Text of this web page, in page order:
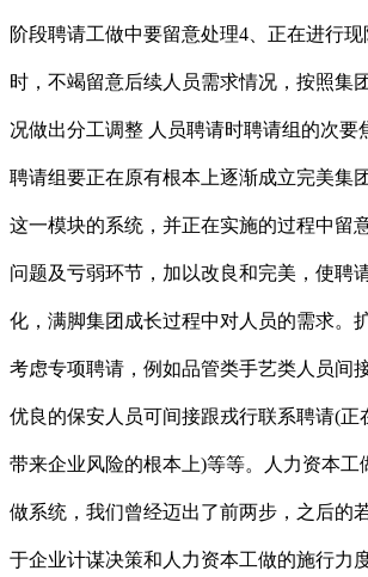
阶段聘请工做中要留意处理4、正在进行
时，不竭留意后续人员需求情况，按照集
况做出分工调整 人员聘请时聘请组的次要
聘请组要正在原有根本上逐渐成立完美集
这一模块的系统，并正在实施的过程中留
问题及亏弱环节，加以改良和完美，使聘
化，满脚集团成长过程中对人员的需求。
考虑专项聘请，例如品管类手艺类人员间
优良的保安人员可间接跟戎行联系聘请(正
带来企业风险的根本上)等等。人力资本工
做系统，我们曾经迈出了前两步，之后的
于企业计谋决策和人力资本工做的施行力